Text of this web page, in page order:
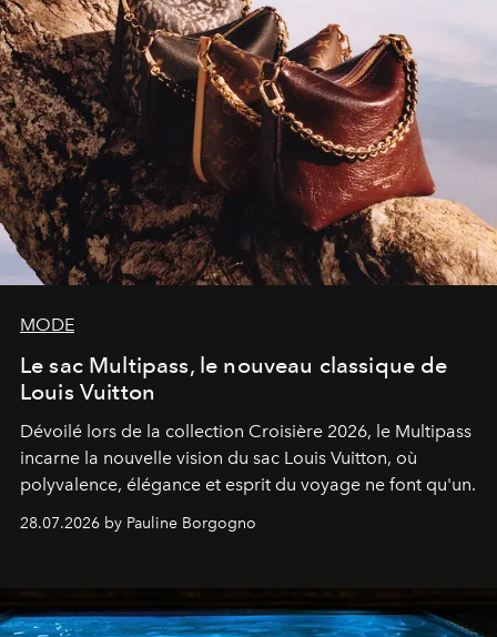
MODE
Le sac Multipass, le nouveau classique de
Louis Vuitton
Dévoilé lors de la collection Croisière 2026, le Multipass
incarne la nouvelle vision du sac Louis Vuitton, où
polyvalence, élégance et esprit du voyage ne font qu'un.
28.07.2026 by Pauline Borgogno